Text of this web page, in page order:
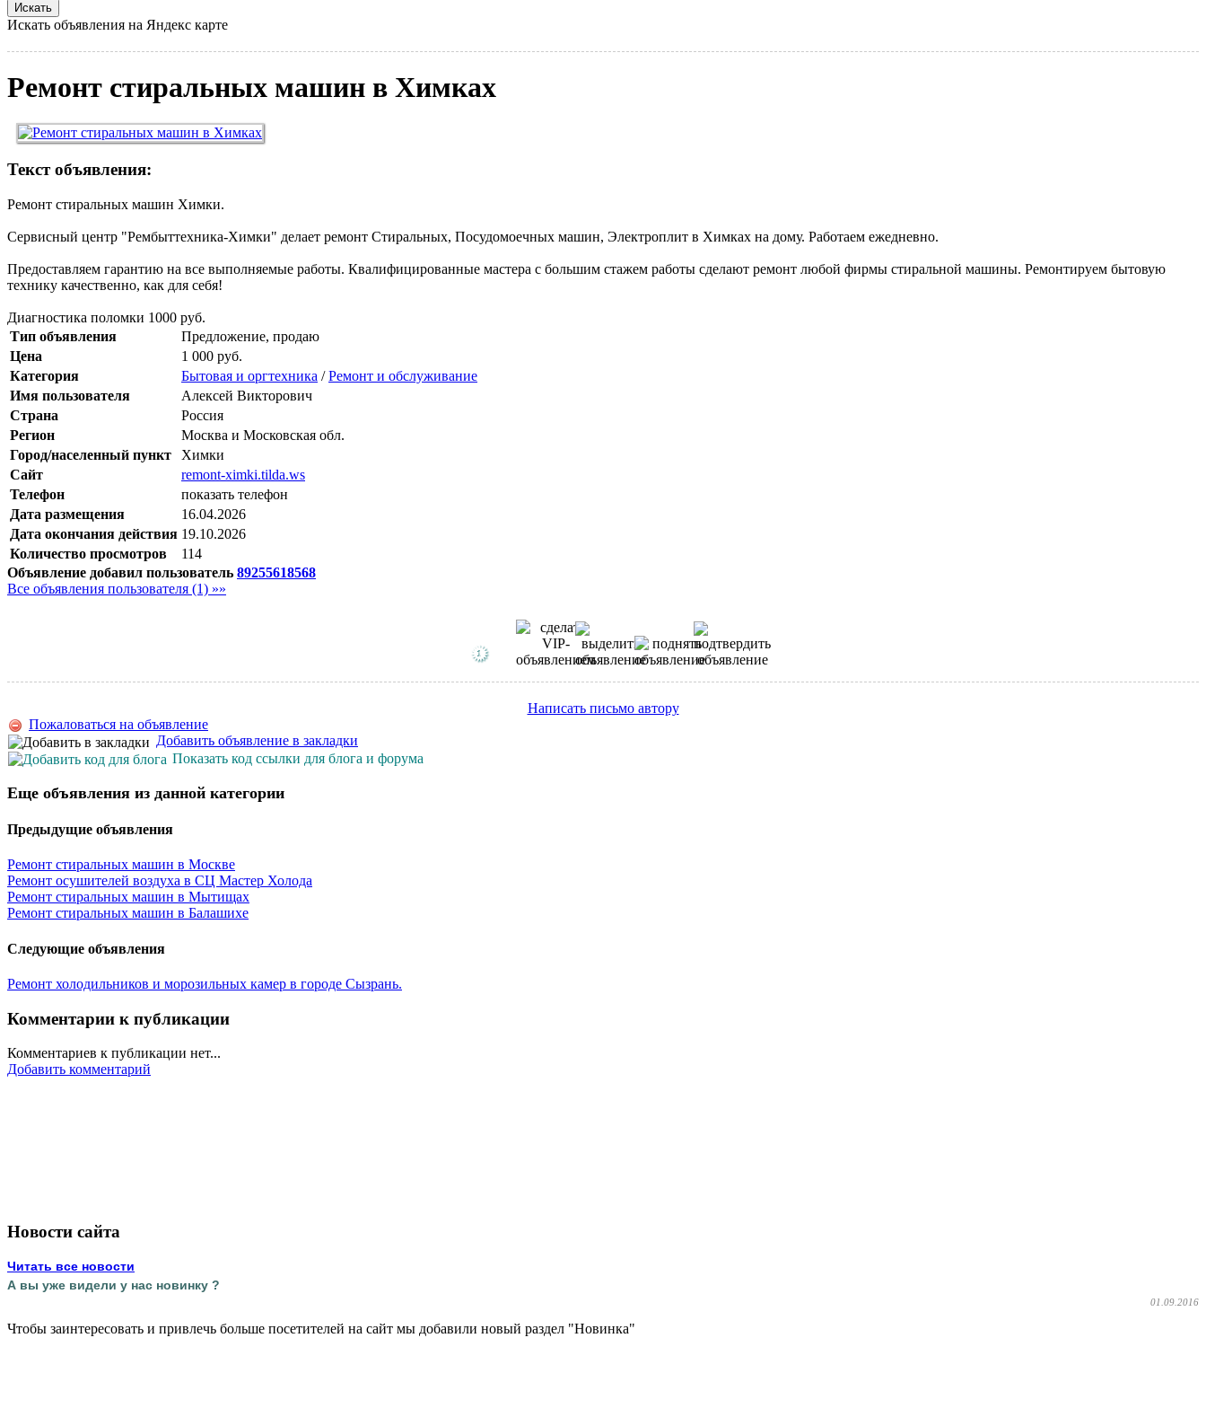
Искать объявления на Яндекс карте
Ремонт стиральных машин в Химках
Текст объявления:
Ремонт стиральных машин Химки.
Сервисный центр "Рембыттехника-Химки" делает ремонт Стиральных, Посудомоечных машин, Электроплит в Химках на дому. Работаем ежедневно.
Предоставляем гарантию на все выполняемые работы. Квалифицированные мастера с большим стажем работы сделают ремонт любой фирмы стиральной машины. Ремонтируем бытовую
технику качественно, как для себя!
Диагностика поломки 1000 руб.
Тип объявления
Предложение, продаю
Цена
1 000 руб.
Категория
Бытовая и оргтехника /Ремонт и обслуживание
Имя пользователя
Алексей Викторович
Страна
Россия
Регион
Москва и Московская обл.
Город/населенный пункт
Химки
Сайт
remont-ximki.tilda.ws
Телефон
показать телефон
Дата размещения
16.04.2026
Дата окончания действия 19.10.2026
Количество просмотров
114
Объявление добавил пользователь 89255618568
Все объявления пользователя (1) »»
Написать письмо автору
Пожаловаться на объявление
Добавить объявление в закладки
Показать код ссылки для блога и форума
Еще объявления из данной категории
Предыдущие объявления
Ремонт стиральных машин в Москве
Ремонт осушителей воздуха в СЦ Мастер Холода
Ремонт стиральных машин в Мытищах
Ремонт стиральных машин в Балашихе
Следующие объявления
Ремонт холодильников и морозильных камер в городе Сызрань.
Комментарии к публикации
Комментариев к публикации нет...
Добавить комментарий
Новости сайта
Читать все новости
А вы уже видели у нас новинку ?
01.09.2016
Чтобы заинтересовать и привлечь больше посетителей на сайт мы добавили новый раздел "Новинка"